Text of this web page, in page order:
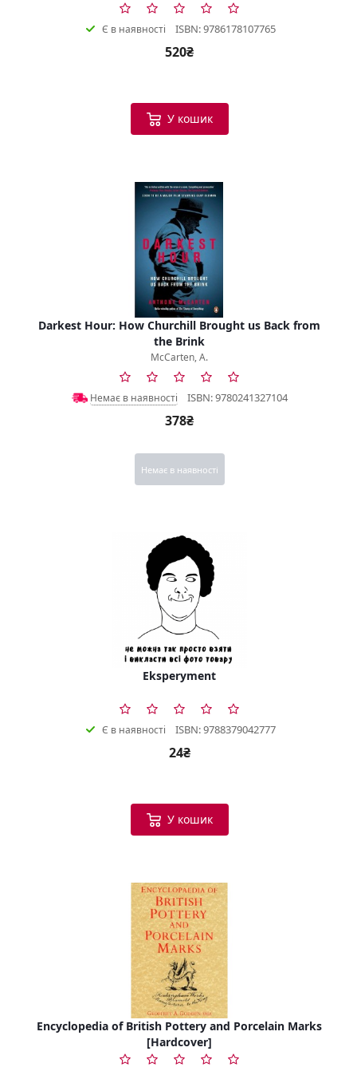
Є в наявності ISBN: 9786178107765
520₴
У кошик
Darkest Hour: How Churchill Brought us Back from
the Brink
McCarten, A.
Немає в наявності ISBN: 9780241327104
378₴
Немає в наявності
Eksperyment
Є в наявності ISBN: 9788379042777
24₴
У кошик
Encyclopedia of British Pottery and Porcelain Marks
[Hardcover]